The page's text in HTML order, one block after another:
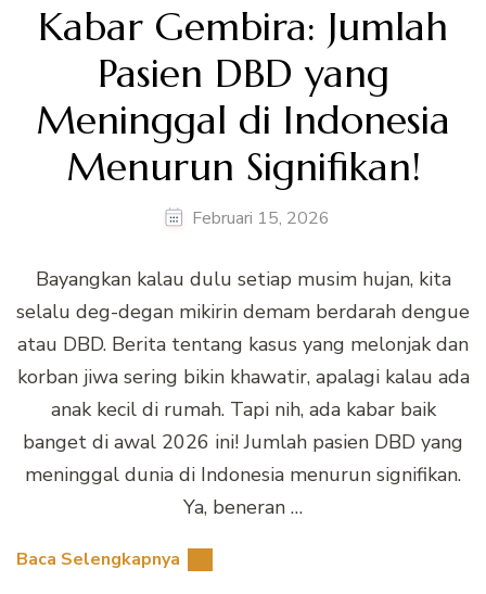
Kabar Gembira: Jumlah
Pasien DBD yang
Meninggal di Indonesia
Menurun Signifikan!
Februari 15, 2026
Bayangkan kalau dulu setiap musim hujan, kita
selalu deg-degan mikirin demam berdarah dengue
atau DBD. Berita tentang kasus yang melonjak dan
korban jiwa sering bikin khawatir, apalagi kalau ada
anak kecil di rumah. Tapi nih, ada kabar baik
banget di awal 2026 ini! Jumlah pasien DBD yang
meninggal dunia di Indonesia menurun signifikan.
Ya, beneran …
Baca Selengkapnya